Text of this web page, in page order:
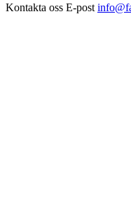
Kontakta oss E-post